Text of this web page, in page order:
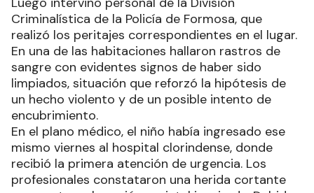
Criminalística de la Policía de Formosa, que
realizó los peritajes correspondientes en el lugar.
En una de las habitaciones hallaron rastros de
sangre con evidentes signos de haber sido
limpiados, situación que reforzó la hipótesis de
un hecho violento y de un posible intento de
encubrimiento.
En el plano médico, el niño había ingresado ese
mismo viernes al hospital clorindense, donde
recibió la primera atención de urgencia. Los
profesionales constataron una herida cortante